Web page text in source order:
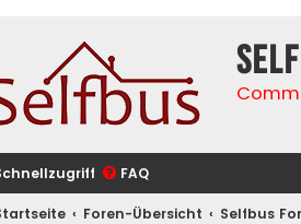
FAQ
Foren-Übersicht Selfbus